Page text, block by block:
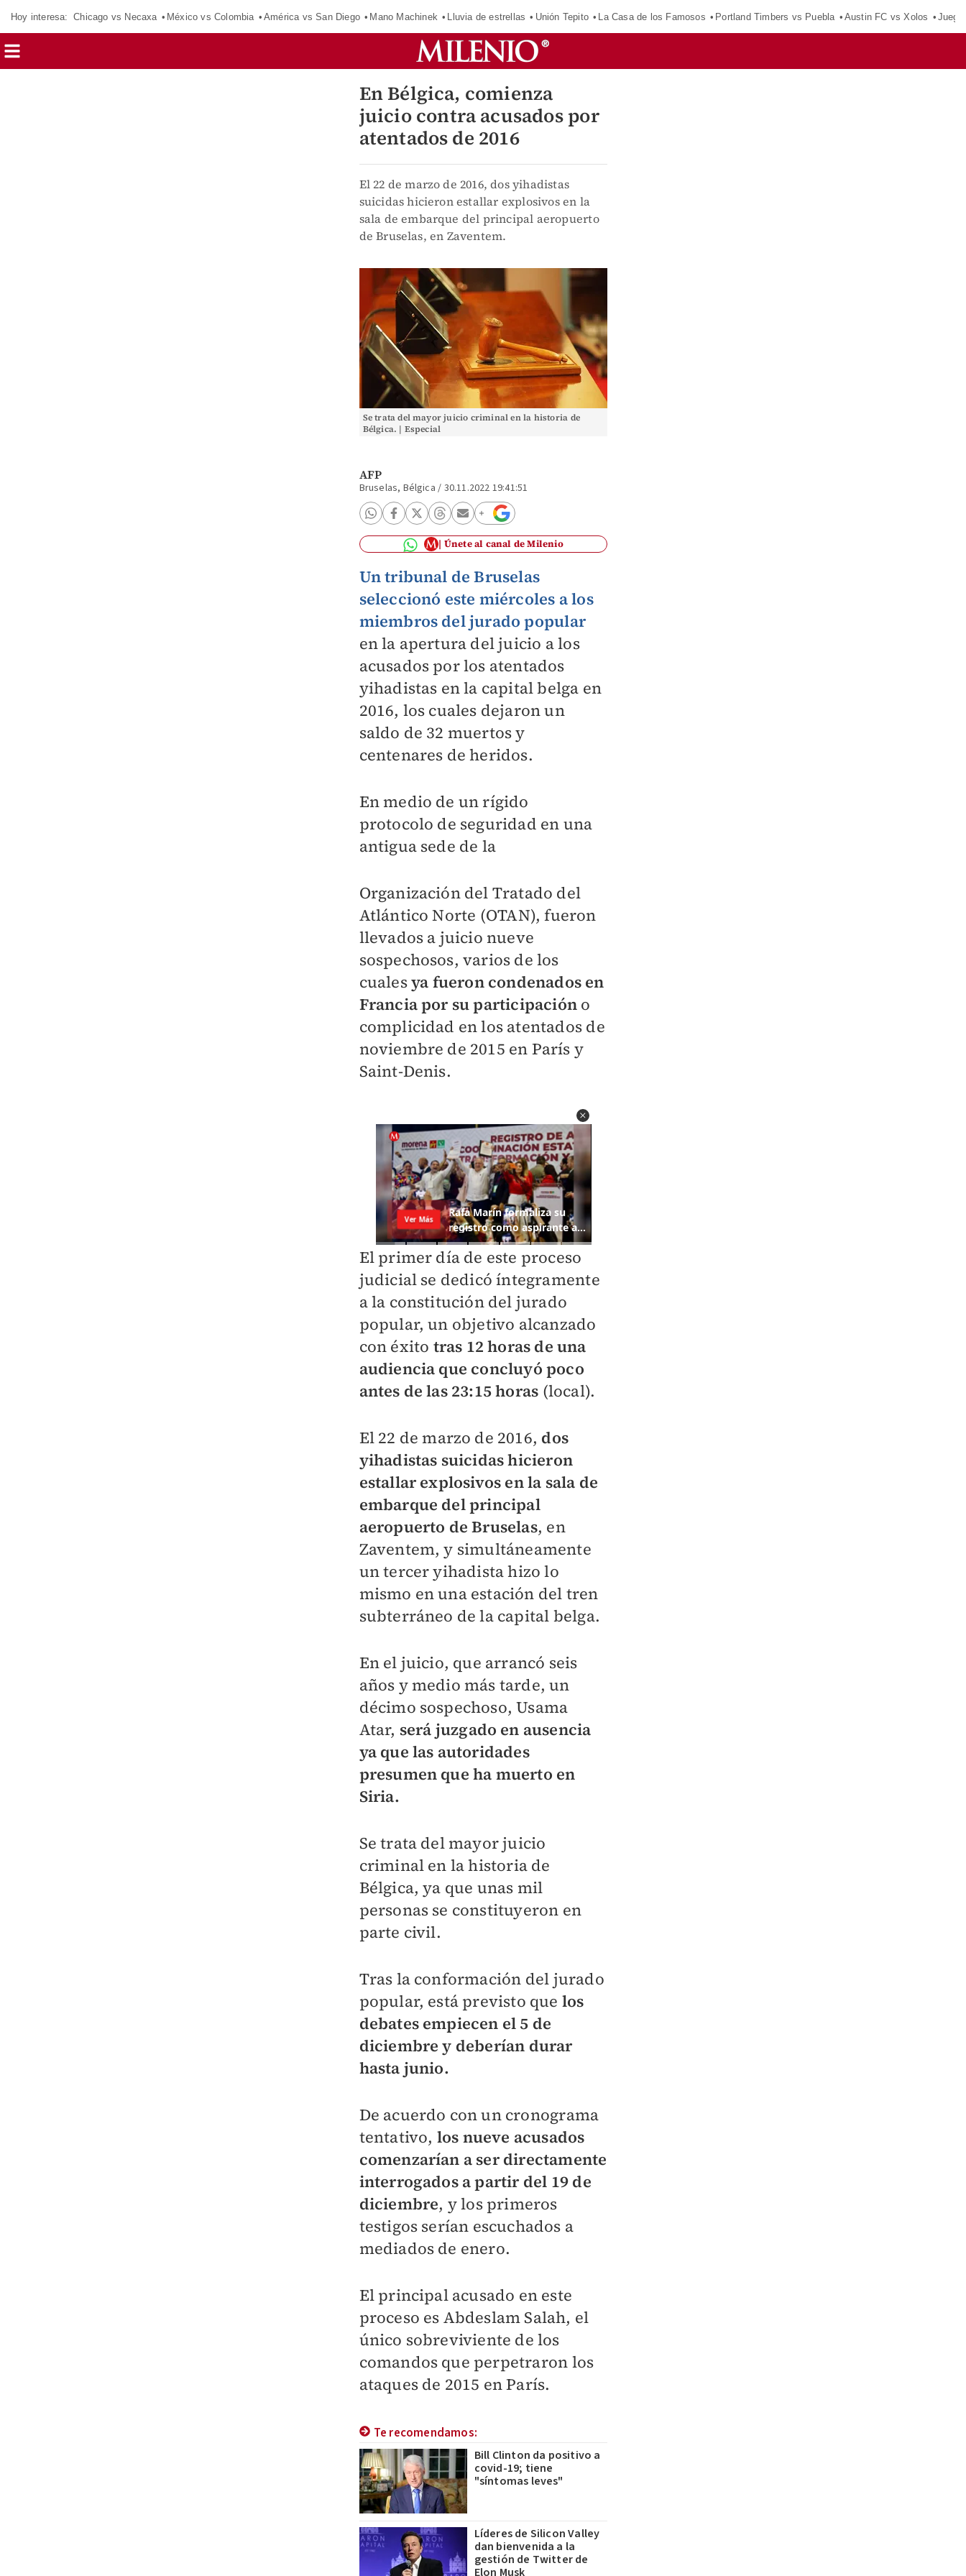
Hoy interesa: Chicago vs Necaxa México vs Colombia América vs San Diego Mano Machinek Lluvia de estrellas Unión Tepito La Casa de los Famosos Portland Timbers vs Puebla Austin FC vs Xolos
En Bélgica, comienza
juicio contra acusados por
atentados de 2016
El 22 de marzo de 2016, dos yihadistas
suicidas hicieron estallar explosivos en la
sala de embarque del principal aeropuerto
de Bruselas, en Zaventem.
Se trata del mayor juicio criminal en la historia de
Bélgica. | Especial
AFP
Bruselas, Bélgica / 30.11.2022 19:41:51
Únete al canal de Milenio
Un tribunal de Bruselas
seleccionó este miércoles a los
miembros del jurado popular
en la apertura del juicio a los
acusados por los atentados
yihadistas en la capital belga en
2016, los cuales dejaron un
saldo de 32 muertos y
centenares de heridos.
En medio de un rígido
protocolo de seguridad en una
antigua sede de la
Organización del Tratado del
Atlántico Norte (OTAN), fueron
llevados a juicio nueve
sospechosos, varios de los
cualesya fueron condenados en
Francia por su participación o
complicidad en los atentados de
noviembre de 2015 en París y
Saint-Denis.
El primer día de este proceso
judicial se dedicó íntegramente
a la constitución del jurado
popular, un objetivo alcanzado
con éxito tras 12 horas de una
audiencia que concluyó poco
antes de las 23:15 horas (local).
El 22 de marzo de 2016, dos
yihadistas suicidas hicieron
estallar explosivos en la sala de
embarque del principal
aeropuerto de Bruselas, en
Zaventem, y simultáneamente
un tercer yihadista hizo lo
mismo en una estación del tren
subterráneo de la capital belga.
En el juicio, que arrancó seis
años y medio más tarde, un
décimo sospechoso, Usama
Atar, será juzgado en ausencia
ya que las autoridades
presumen que ha muerto en
Siria.
Se trata del mayor juicio
criminal en la historia de
Bélgica, ya que unas mil
personas se constituyeron en
parte civil.
Tras la conformación del jurado
popular, está previsto que los
debates empiecen el 5 de
diciembre y deberían durar
hasta junio.
De acuerdo con un cronograma
tentativo, los nueve acusados
comenzarían a ser directamente
interrogados a partir del 19 de
diciembre, y los primeros
testigos serían escuchados a
mediados de enero.
El principal acusado en este
proceso es Abdeslam Salah, el
único sobreviviente de los
comandos que perpetraron los
ataques de 2015 en París.
Te recomendamos:
Bill Clinton da positivo a
covid-19; tiene
"síntomas leves"
Líderes de Silicon Valley
dan bienvenida a la
gestión de Twitter de
Elon Musk